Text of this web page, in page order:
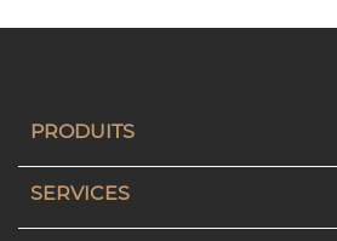
PRODUITS
SERVICES